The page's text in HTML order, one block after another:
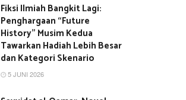
Fiksi Ilmiah Bangkit Lagi:
Penghargaan “Future
History” Musim Kedua
Tawarkan Hadiah Lebih Besar
dan Kategori Skenario
5 JUNI 2026